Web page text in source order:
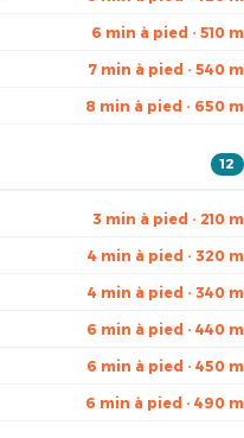
6 min à pied · 510 m
7 min à pied · 540 m
8 min à pied · 650 m
12
3 min à pied · 210 m
4 min à pied · 320 m
4 min à pied · 340 m
6 min à pied · 440 m
6 min à pied · 450 m
6 min à pied · 490 m